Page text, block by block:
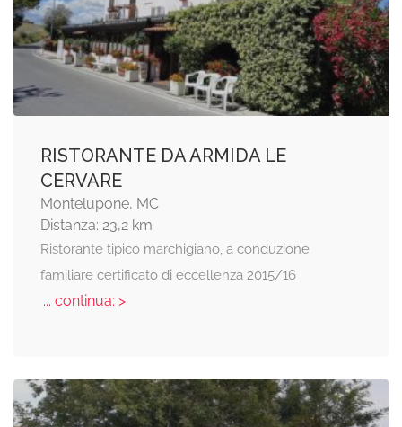
RISTORANTE DA ARMIDA LE
CERVARE
Montelupone, MC
Distanza: 23,2 km
Ristorante tipico marchigiano, a conduzione
familiare certificato di eccellenza 2015/16
... continua: >